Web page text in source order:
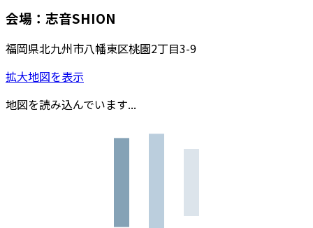
会場：志音SHION
福岡県北九州市八幡東区桃園2丁目3-9
拡大地図を表示
地図を読み込んでいます...